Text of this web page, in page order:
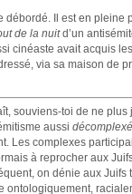
débordé. Il est en pleine
de la nuitd’un
cinéaste avait acquis
via sa maison de
souviens-toi de ne
aussi décomplexé
Les complexes
à reprocher aux
on dénie aux
ontologiquement,